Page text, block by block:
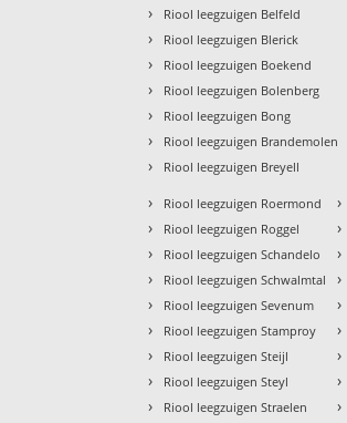
› Riool leegzuigen Belfeld
› Riool leegzuigen Blerick
› Riool leegzuigen Boekend
› Riool leegzuigen Bolenberg
› Riool leegzuigen Bong
› Riool leegzuigen Brandemolen
› Riool leegzuigen Breyell
› Riool leegzuigen Roermond
› Riool leegzuigen Roggel
› Riool leegzuigen Schandelo
› Riool leegzuigen Schwalmtal
› Riool leegzuigen Sevenum
› Riool leegzuigen Stamproy
› Riool leegzuigen Steijl
› Riool leegzuigen Steyl
› Riool leegzuigen Straelen
›
›
›
›
›
›
›
›
›